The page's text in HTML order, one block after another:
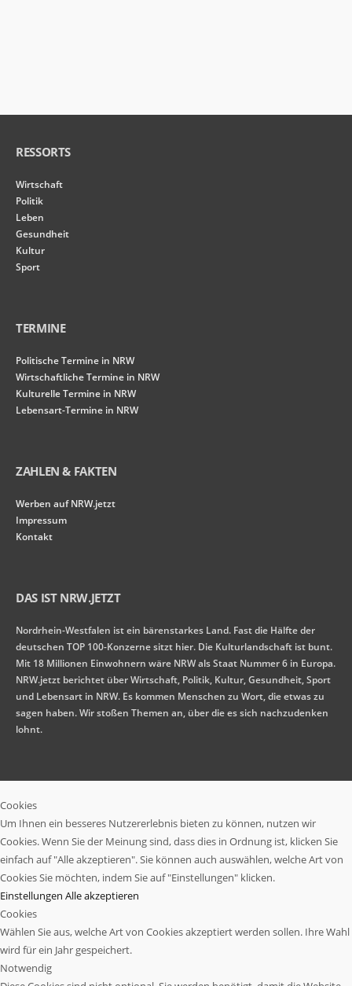
RESSORTS
Wirtschaft
Politik
Leben
Gesundheit
Kultur
Sport
TERMINE
Politische Termine in NRW
Wirtschaftliche Termine in NRW
Kulturelle Termine in NRW
Lebensart-Termine in NRW
ZAHLEN & FAKTEN
Werben auf NRW.jetzt
Impressum
Kontakt
DAS IST NRW.JETZT
Nordrhein-Westfalen ist ein bärenstarkes Land. Fast die Hälfte der
deutschen TOP 100-Konzerne sitzt hier. Die Kulturlandschaft ist bunt.
Mit 18 Millionen Einwohnern wäre NRW als Staat Nummer 6 in Europa.
NRW.jetzt berichtet über Wirtschaft, Politik, Kultur, Gesundheit, Sport
und Lebensart in NRW. Es kommen Menschen zu Wort, die etwas zu
sagen haben. Wir stoßen Themen an, über die es sich nachzudenken
lohnt.
Cookies
Um Ihnen ein besseres Nutzererlebnis bieten zu können, nutzen wir
Cookies. Wenn Sie der Meinung sind, dass dies in Ordnung ist, klicken Sie
einfach auf "Alle akzeptieren". Sie können auch auswählen, welche Art von
Cookies Sie möchten, indem Sie auf "Einstellungen" klicken.
Einstellungen Alle akzeptieren
Cookies
Wählen Sie aus, welche Art von Cookies akzeptiert werden sollen. Ihre Wahl
wird für ein Jahr gespeichert.
Notwendig